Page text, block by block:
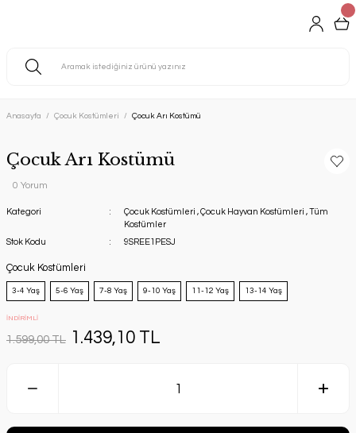
Anasayfa Çocuk Kostümleri Çocuk Arı Kostümü
Çocuk Arı Kostümü
0 Yorum
Kategori Çocuk Kostümleri ,Çocuk Hayvan Kostümleri ,Tüm
Kostümler
Stok Kodu
9SREE1PESJ
Çocuk Kostümleri
3-4 Yaş 5-6 Yaş 7-8 Yaş 9-10 Yaş 11-12 Yaş 13-14 Yaş
İNDİRİMLİ
1.599,00 TL 1.439,10 TL